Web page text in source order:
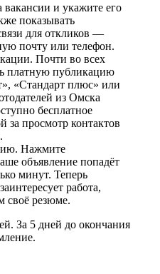
и укажите его
показывать
для откликов —
почту или телефон.
Почти во всех
платную публикацию
«Стандарт плюс» или
из Омска
бесплатное
за просмотр контактов
Нажмите
объявление попадёт
минут. Теперь
работа,
своё резюме.
За 5 дней до окончания